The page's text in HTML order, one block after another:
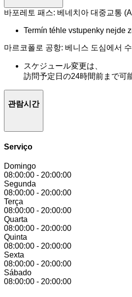
바포레토 패스: 베네치아 대중교통
Termín téhle vstupenky nejde
마르코폴로 공항: 베니스 도심에서
スケジュール変更は、
訪問予定日の24時間前まで可
관람시간
Serviço
Domingo
08:00:00 - 20:00:00
Segunda
08:00:00 - 20:00:00
Terça
08:00:00 - 20:00:00
Quarta
08:00:00 - 20:00:00
Quinta
08:00:00 - 20:00:00
Sexta
08:00:00 - 20:00:00
Sábado
08:00:00 - 20:00:00